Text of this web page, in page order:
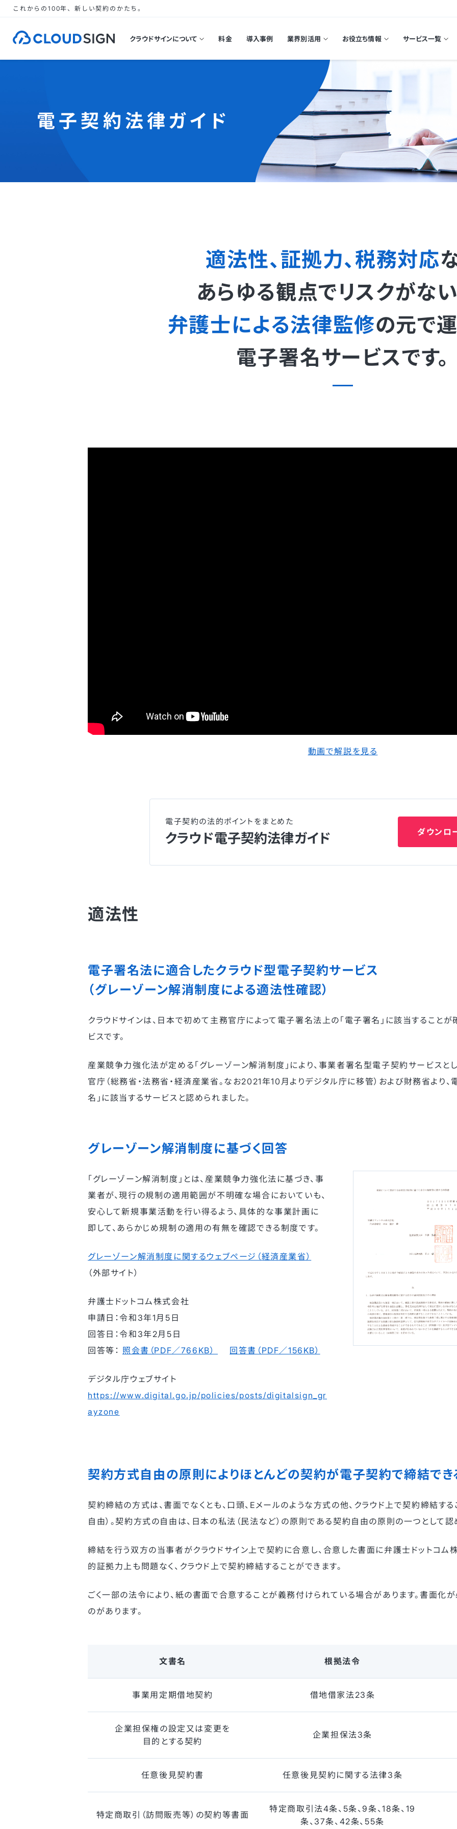
これからの100年、新しい契約のかたち。
クラウドサインについて 料金 導入事例 業界別活用 お役立ち情報 サービス一覧
電子契約法律ガイド
適法性、証拠力、税務対応
あらゆる観点でリスクがない
弁護士による法律監修の元で
電子署名サービスです。
動画で解説を見る
電子契約の法的ポイントをまとめた
クラウド電子契約法律ガイド ダウンロ
適法性
電子署名法に適合したクラウド型電子契約サービス
（グレーゾーン解消制度による適法性確認）
クラウドサインは、日本で初めて主務官庁によって電子署名法上の「電子署名」に該当すること
ビスです。
産業競争力強化法が定める「グレーゾーン解消制度」により、事業者署名型電子契約サービスと
官庁（総務省・法務省・経済産業省。なお2021年10月よりデジタル庁に移管）および財務省より
名」に該当するサービスと認められました。
グレーゾーン解消制度に基づく回答
「グレーゾーン解消制度」とは、産業競争力強化法に基づき、事
業者が、現行の規制の適用範囲が不明確な場合においていも、
安心して新規事業活動を行い得るよう、具体的な事業計画に
即して、あらかじめ規制の適用の有無を確認できる制度です。
グレーゾーン解消制度に関するウェブページ（経済産業省）
（外部サイト）
弁護士ドットコム株式会社
申請日：令和3年1月5日
回答日：令和3年2月5日
回答等： 照会書（PDF／766KB） 回答書（PDF／156KB）
デジタル庁ウェブサイト
https://www.digital.go.jp/policies/posts/digitalsign_gr
ayzone
契約方式自由の原則によりほとんどの契約が電子契約で締結でき
契約締結の方式は、書面でなくとも、口頭、Eメールのような方式の他、クラウド上で契約締結す
自由）。契約方式の自由は、日本の私法（民法など）の原則である契約自由の原則の一つとして認
締結を行う双方の当事者がクラウドサイン上で契約に合意し、合意した書面に弁護士ドットコム
的証拠力上も問題なく、クラウド上で契約締結することができます。
ごく一部の法令により、紙の書面で合意することが義務付けられている場合があります。書面化
のがあります。
文書名 根拠法令
事業用定期借地契約 借地借家法23条
企業担保権の設定又は変更を
目的とする契約
企業担保法3条
任意後見契約書 任意後見契約に関する法律3条
特定商取引（訪問販売等）の契約等書面
特定商取引法4条、5条、9条、18条、19
条、37条、42条、55条